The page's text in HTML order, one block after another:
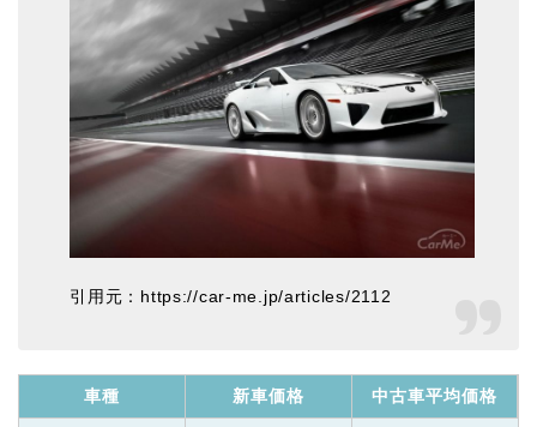
引用元：https://car-me.jp/articles/2112
車種 新車価格 中古車平均価格